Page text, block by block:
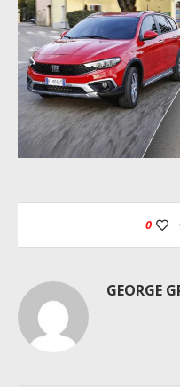
0
GEORGE